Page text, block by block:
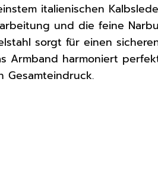
italienischen
und die feine
sorgt für einen
Armband harmoniert